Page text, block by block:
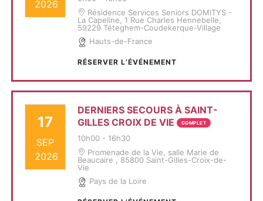
2026
Résidence Services Seniors DOMITYS -
La Capeline, 1 Rue Charles Hennebelle,
59229 Téteghem-Coudekerque-Village
Hauts-de-France
RÉSERVER L’ÉVÉNEMENT
17
SEP
2026
DERNIERS SECOURS À SAINT-
GILLES CROIX DE VIE
COMPLET
10h00- 16h30
Promenade de la Vie, salle Marie de
Beaucaire , 85800 Saint-Gilles-Croix-de-
Vie
Pays de la Loire